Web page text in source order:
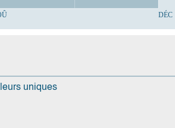
DÉC
uniques